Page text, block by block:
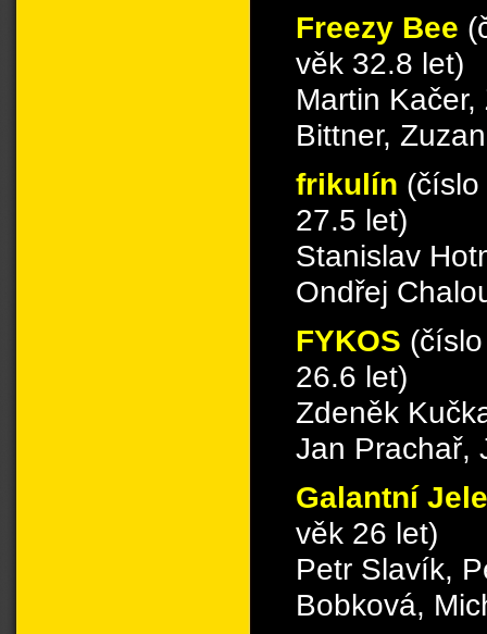
Freezy Bee
věk 32.8 let)
Martin
Bittner,
frikulín (číslo
27.5 let)
Stanislav
Ondřej
FYKOS
26.6 let)
Zdeněk
Jan Prachař,
Galantní
věk 26 let)
Petr Slavík,
Bobková,